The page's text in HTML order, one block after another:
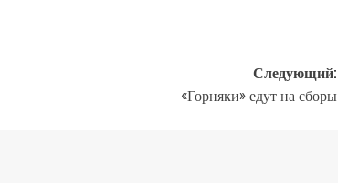
Следующий:
«Горняки» едут на сборы